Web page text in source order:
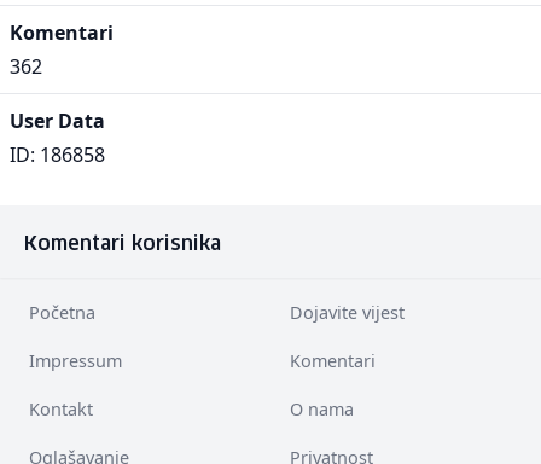
Komentari
362
User Data
ID: 186858
Komentari korisnika
Početna Dojavite vijest
Impressum Komentari
Kontakt O nama
Oglašavanje Privatnost